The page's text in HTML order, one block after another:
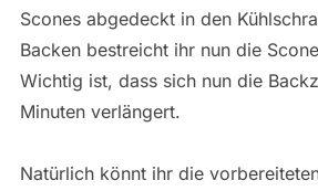
Scones abgedeckt in den
Backen bestreicht ihr nun die
Wichtig ist, dass sich nun die
Minuten verlängert.
Natürlich könnt ihr die